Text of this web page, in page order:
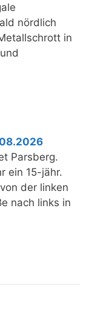
nördlich
in
Parsberg.
ein 15-jähr.
der linken
nach links in